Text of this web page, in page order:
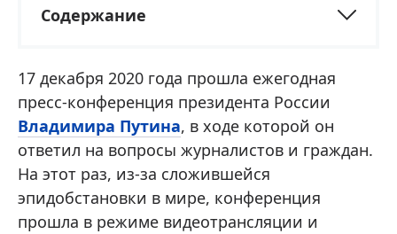
Содержание
17 декабря 2020 года прошла ежегодная
пресс-конференция президента России
Владимира Путина, в ходе которой он
ответил на вопросы журналистов и граждан.
На этот раз, из-за сложившейся
эпидобстановки в мире, конференция
прошла в режиме видеотрансляции и